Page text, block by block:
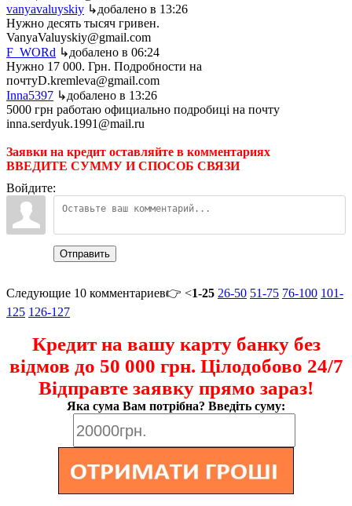
vanyavaluyskiy ↳добалено в 13:26
Нужно десять тысяч гривен.
VanyaValuyskiy@gmail.com
F_WORd ↳добалено в 06:24
Нужно 17 000. Грн. Подробности на
почтуD.kremleva@gmail.com
Inna5397 ↳добалено в 13:26
5000 грн работаю официально подробиці на почту
inna.serdyuk.1991@mail.ru
Заявки на кредит оставляйте в комментариях
ВВЕДИТЕ СУММУ И СПОСОБ СВЯЗИ
Войдите:
Отправить
Следующие 10 комментариев👉 <1-25 26-50 51-75 76-100 101-
125 126-127
Кредит на вашу карту банку без
відмов до 50 000 грн. Цілодобово 24/7
Відправте заявку прямо зараз!
Яка сума Вам потрібна? Введіть суму: